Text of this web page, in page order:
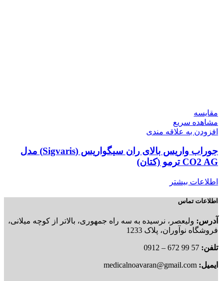
مقایسه
مشاهده سریع
افزودن به علاقه مندی
جوراب واریس بالای ران سیگواریس (Sigvaris) مدل
CO2 AG ترمو (کتان)
اطلاعات بیشتر
اطلاعات تماس
آدرس: ولیعصر، نرسیده به سه راه جمهوری، بالاتر از کوچه میلانی،
فروشگاه نوآوران، پلاک 1233
تلفن: 57 99 672 – 0912
ایمیل: